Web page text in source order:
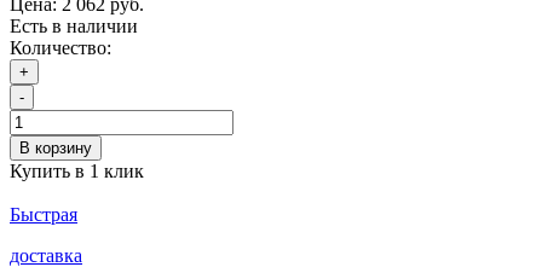
Есть в наличии
Количество:
+
-
В корзину
Купить в 1 клик
Быстрая
доставка